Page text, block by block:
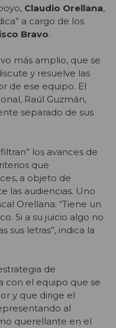
Claudio Orellana,
a cargo de los
Bravo.
más amplio, que se
y resuelve las
de ese equipo. El
Raúl Guzmán,
separado de sus
los avances de
que
a objeto de
las audiencias. Uno
Orellana: “Tiene un
Si a su juicio algo no
sus letras”, indica la
de
con el equipo que se
y que dirige el
al
querellante en el